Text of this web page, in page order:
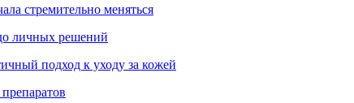
стремительно меняться
личных решений
подход к уходу за кожей